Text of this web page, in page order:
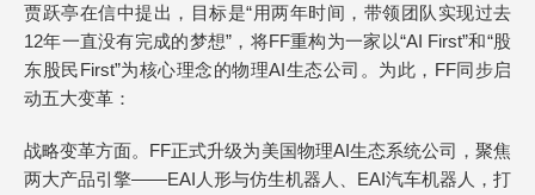
贾跃亭在信中提出，目标是“用两年时间，带领团队实现过去
12年一直没有完成的梦想”，将FF重构为一家以“AI First”和“股
东股民First”为核心理念的物理AI生态公司。为此，FF同步启
动五大变革：
战略变革方面。FF正式升级为美国物理AI生态系统公司，聚焦
两大产品引擎——EAI人形与仿生机器人、EAI汽车机器人，打